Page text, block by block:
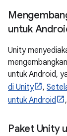
untuk
Unity
untuk Android,
di Unity
,
untuk Android
Paket Unity